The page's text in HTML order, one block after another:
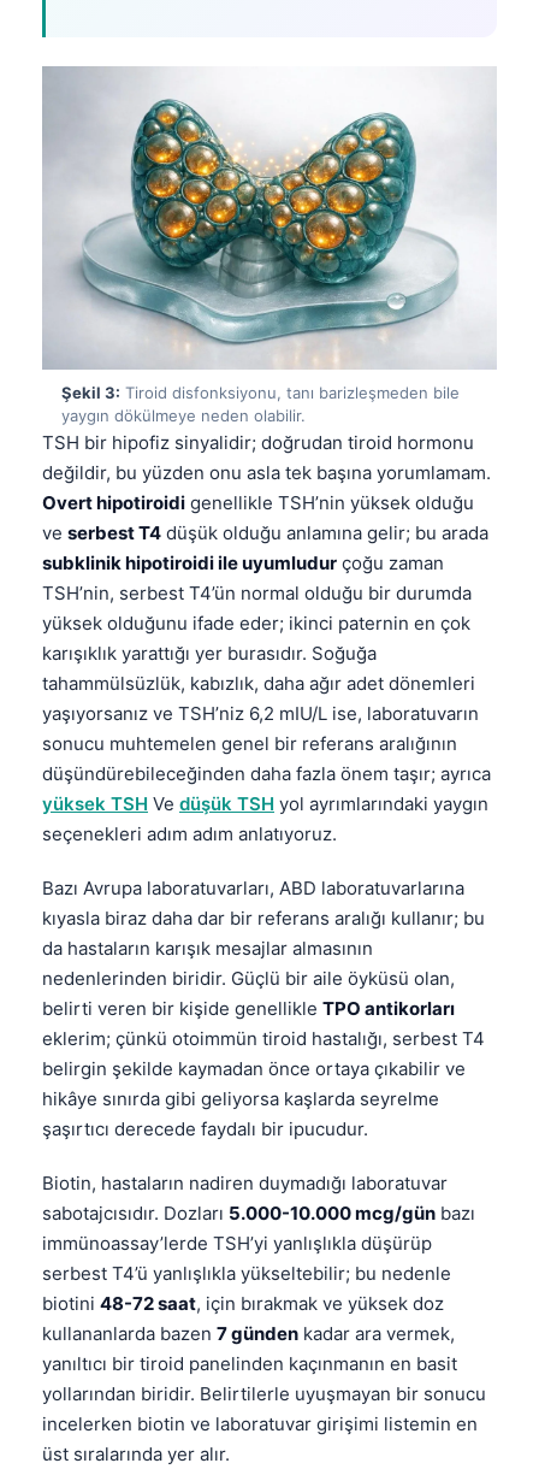
Şekil 3: Tiroid disfonksiyonu, tanı barizleşmeden bile
yaygın dökülmeye neden olabilir.
TSH bir hipofiz sinyalidir; doğrudan tiroid hormonu
değildir, bu yüzden onu asla tek başına yorumlamam.
Overt hipotiroidi genellikle TSH’nin yüksek olduğu
ve serbest T4 düşük olduğu anlamına gelir; bu arada
subklinik hipotiroidi ile uyumludur çoğu zaman
TSH’nin, serbest T4’ün normal olduğu bir durumda
yüksek olduğunu ifade eder; ikinci paternin en çok
karışıklık yarattığı yer burasıdır. Soğuğa
tahammülsüzlük, kabızlık, daha ağır adet dönemleri
yaşıyorsanız ve TSH’niz 6,2 mIU/L ise, laboratuvarın
sonucu muhtemelen genel bir referans aralığının
düşündürebileceğinden daha fazla önem taşır; ayrıca
yüksek TSH Ve düşük TSH yol ayrımlarındaki yaygın
seçenekleri adım adım anlatıyoruz.
Bazı Avrupa laboratuvarları, ABD laboratuvarlarına
kıyasla biraz daha dar bir referans aralığı kullanır; bu
da hastaların karışık mesajlar almasının
nedenlerinden biridir. Güçlü bir aile öyküsü olan,
belirti veren bir kişide genellikle TPO antikorları
eklerim; çünkü otoimmün tiroid hastalığı, serbest T4
belirgin şekilde kaymadan önce ortaya çıkabilir ve
hikâye sınırda gibi geliyorsa kaşlarda seyrelme
şaşırtıcı derecede faydalı bir ipucudur.
Biotin, hastaların nadiren duymadığı laboratuvar
sabotajcısıdır. Dozları 5.000-10.000 mcg/gün bazı
immünoassay’lerde TSH’yi yanlışlıkla düşürüp
serbest T4’ü yanlışlıkla yükseltebilir; bu nedenle
biotini 48-72 saat, için bırakmak ve yüksek doz
kullananlarda bazen 7 günden kadar ara vermek,
yanıltıcı bir tiroid panelinden kaçınmanın en basit
yollarından biridir. Belirtilerle uyuşmayan bir sonucu
incelerken biotin ve laboratuvar girişimi listemin en
üst sıralarında yer alır.